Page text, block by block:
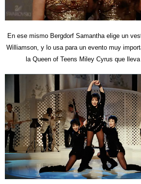
En ese mismo Bergdorf Samantha elige un
Williamson, y lo usa para un evento muy
la Queen of Teens Miley Cyrus que